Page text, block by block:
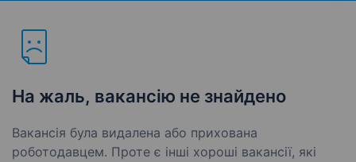
На жаль, вакансію не знайдено
Вакансія була видалена або прихована
роботодавцем. Проте є інші хороші вакансії, які